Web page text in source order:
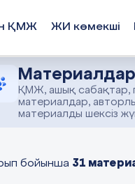
ҚМЖ ЖИ көмекші
ҚМЖ, ашық сабақтар,
материалдар,
материалды шексіз
бойынша 31